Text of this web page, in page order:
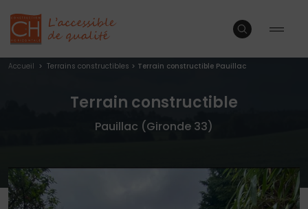
Accueil > Terrains constructibles > Terrain constructible Pauillac
Terrain constructible
Pauillac (Gironde 33)